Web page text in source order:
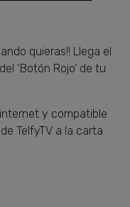
quieras!! Llega el
‘Botón Rojo’ de tu
y compatible
TelfyTV a la carta